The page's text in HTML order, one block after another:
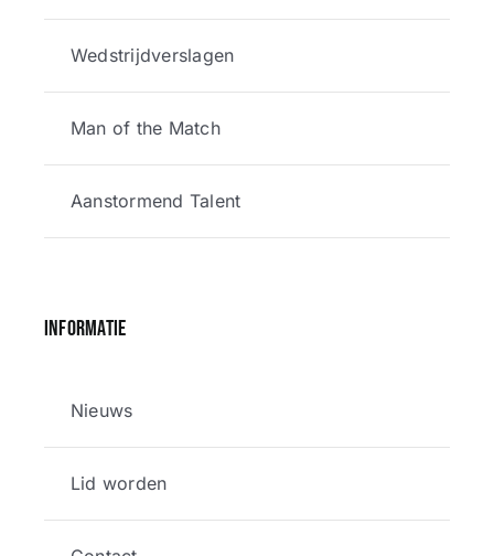
Wedstrijdverslagen
Man of the Match
Aanstormend Talent
Informatie
Nieuws
Lid worden